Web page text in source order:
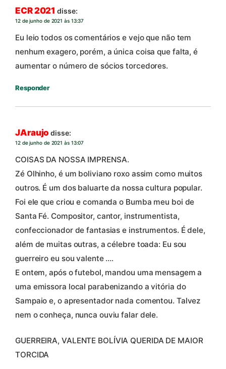
ECR 2021 disse:
12 de junho de 2021 às 13:37
Eu leio todos os comentários e vejo que não tem
nenhum exagero, porém, a única coisa que falta, é
aumentar o número de sócios torcedores.
Responder
JAraujo disse:
12 de junho de 2021 às 13:07
COISAS DA NOSSA IMPRENSA.
Zé Olhinho, é um boliviano roxo assim como muitos
outros. É um dos baluarte da nossa cultura popular.
Foi ele que criou e comanda o Bumba meu boi de
Santa Fé. Compositor, cantor, instrumentista,
confeccionador de fantasias e instrumentos. É dele,
além de muitas outras, a célebre toada: Eu sou
guerreiro eu sou valente ….
E ontem, após o futebol, mandou uma mensagem a
uma emissora local parabenizando a vitória do
Sampaio e, o apresentador nada comentou. Talvez
nem o conheça, nunca ouviu falar dele.
GUERREIRA, VALENTE BOLÍVIA QUERIDA DE MAIOR
TORCIDA